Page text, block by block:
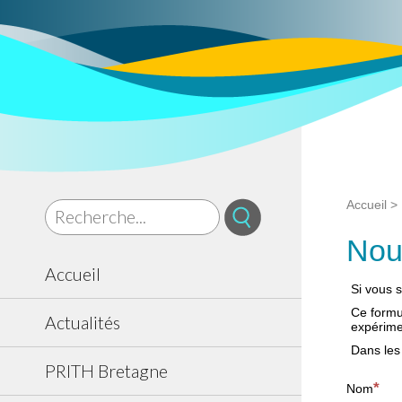
Accueil
Actualités
PRITH Bretagne
Accueil >
Si vous
Ce
Dans
Nom